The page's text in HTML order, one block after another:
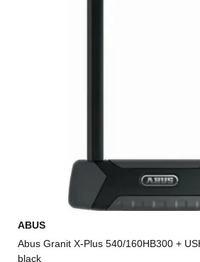
ABUS
Abus Granit X-Plus 540/160HB300 +
black